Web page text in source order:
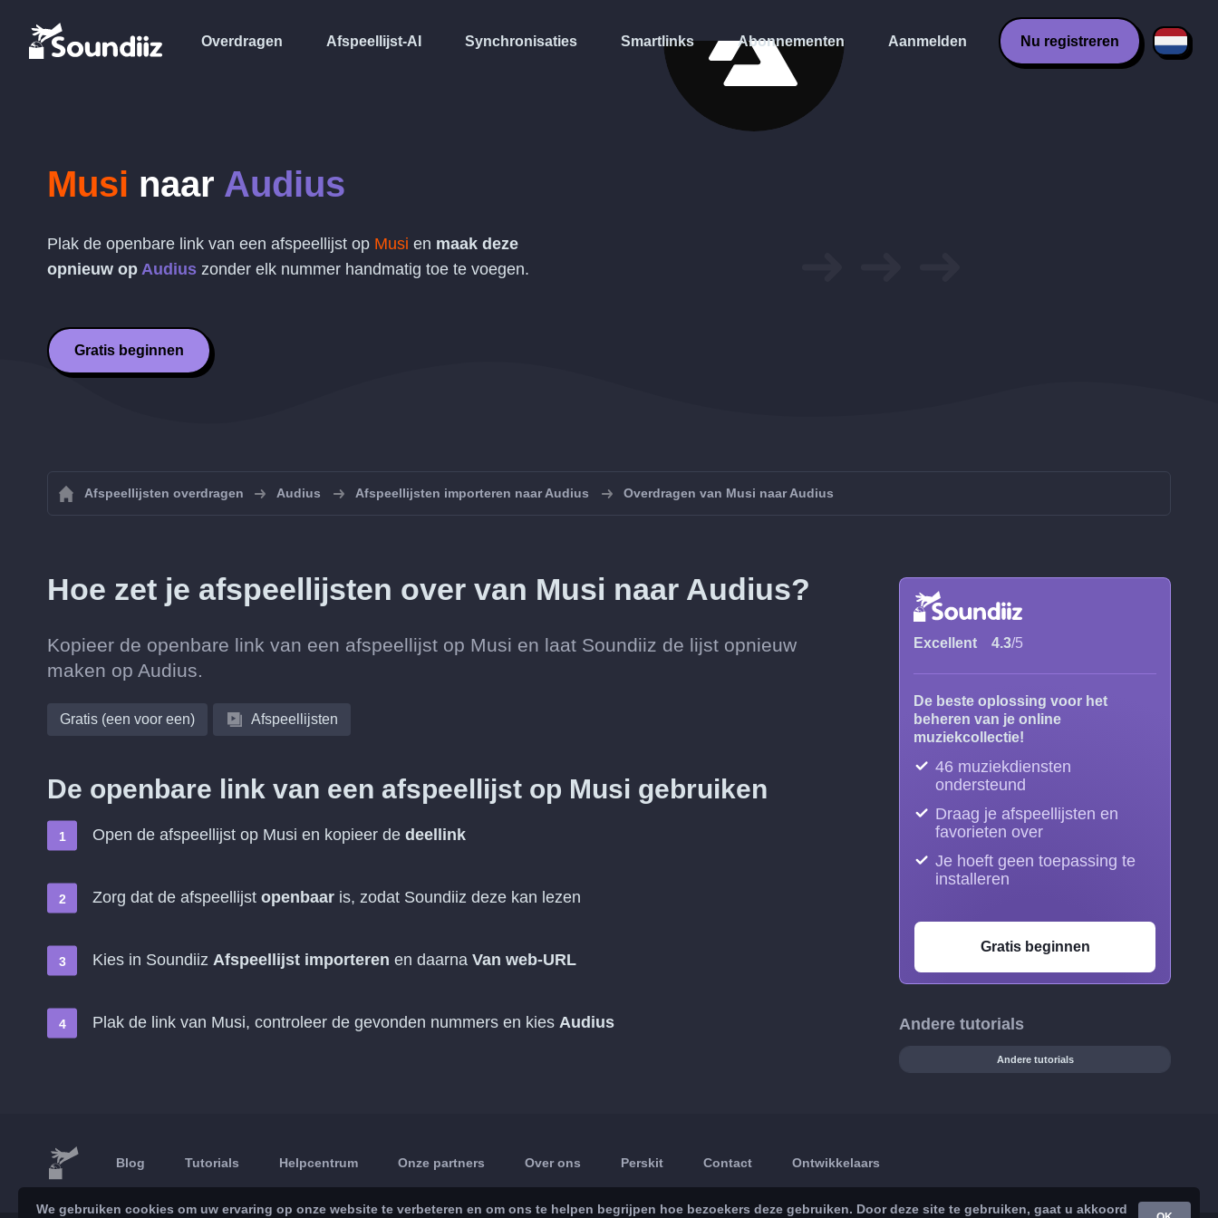
Overdragen Afspeellijst-AI Synchronisaties Smartlinks Abonnementen Aanmelden Nu registreren
Musi naar Audius
Plak de openbare link van een afspeellijst op Musi en maak deze
opnieuw op Audius zonder elk nummer handmatig toe te voegen.
Gratis beginnen
Afspeellijsten overdragen Audius Afspeellijsten importeren naar Audius Overdragen van Musi naar Audius
Hoe zet je afspeellijsten over van Musi naar Audius?
Kopieer de openbare link van een afspeellijst op Musi en laat Soundiiz de lijst opnieuw
maken op Audius.
Gratis (een voor een) Afspeellijsten
De openbare link van een afspeellijst op Musi gebruiken
Open de afspeellijst op Musi en kopieer de deellink
Zorg dat de afspeellijst openbaar is, zodat Soundiiz deze kan lezen
Kies in Soundiiz Afspeellijst importeren en daarna Van web-URL
Plak de link van Musi, controleer de gevonden nummers en kies Audius
Excellent 4.3/5
De beste oplossing voor het
beheren van je online
muziekcollectie!
46 muziekdiensten
ondersteund
Draag je afspeellijsten en
favorieten over
Je hoeft geen toepassing te
installeren
Gratis beginnen
Andere tutorials
Andere tutorials
Blog Tutorials Helpcentrum Onze partners Over ons Perskit Contact Ontwikkelaars
We gebruiken cookies om uw ervaring op onze website te verbeteren en om ons te helpen begrijpen hoe bezoekers deze gebruiken. Door deze site te gebruiken, gaat u akkoord